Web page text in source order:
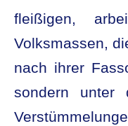
fleißigen,
Volksmassen,
nach ihrer
sondern unter